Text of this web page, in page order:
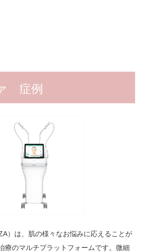
症例
）は、肌の様々なお悩みに応えることが
療のマルチプラットフォームです。微細